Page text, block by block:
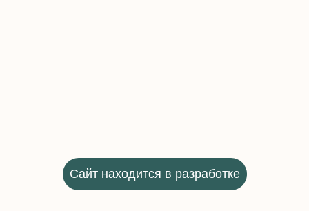
Сайт находится в разработке